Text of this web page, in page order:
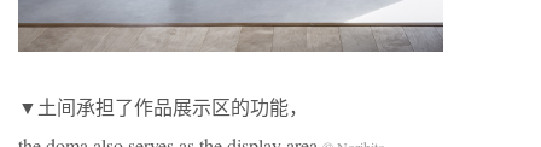
▼土间承担了作品展示区的功能，